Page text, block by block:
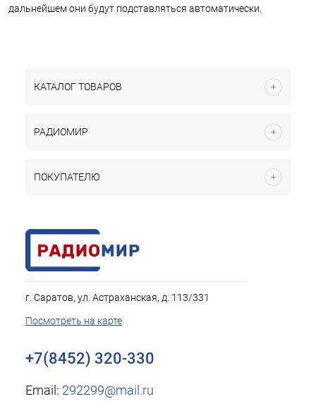
дальнейшем они будут подставляться автоматически.
КАТАЛОГ ТОВАРОВ
РАДИОМИР
ПОКУПАТЕЛЮ
г. Саратов, ул. Астраханская, д. 113/331
Посмотреть на карте
+7(8452) 320-330
Email: 292299@mail.ru